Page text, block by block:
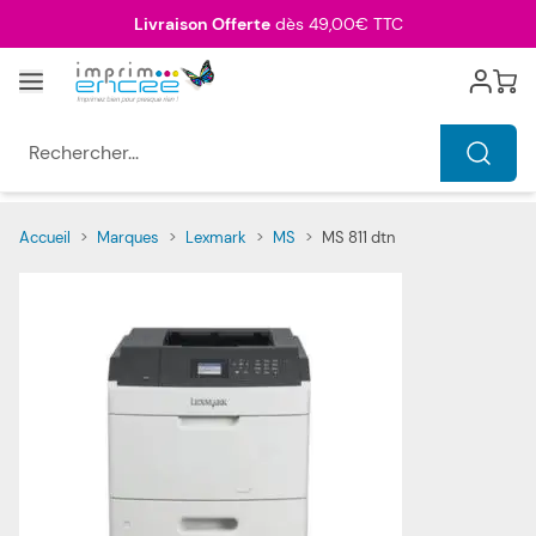
Livraison Offertedès 49,00€ TTC
Menu Cart
Accueil > Marques > Lexmark > MS > MS 811 dtn